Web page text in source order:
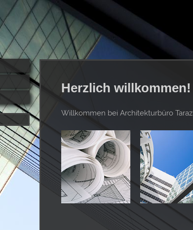
Herzlich willkommen!
Willkommen bei Architekturbüro Taraz